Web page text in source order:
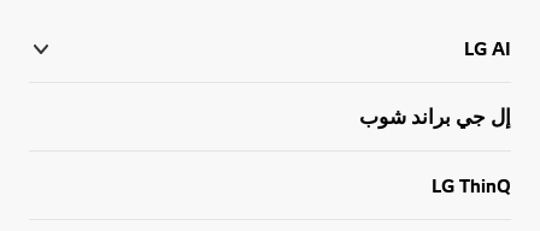
LG AI
إل جي براند شوب
LG ThinQ